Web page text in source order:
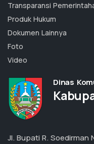
Transparansi
Produk Hukum
Dokumen Lainnya
Foto
Video
Dinas
Jl. Bupati R. Soedirman